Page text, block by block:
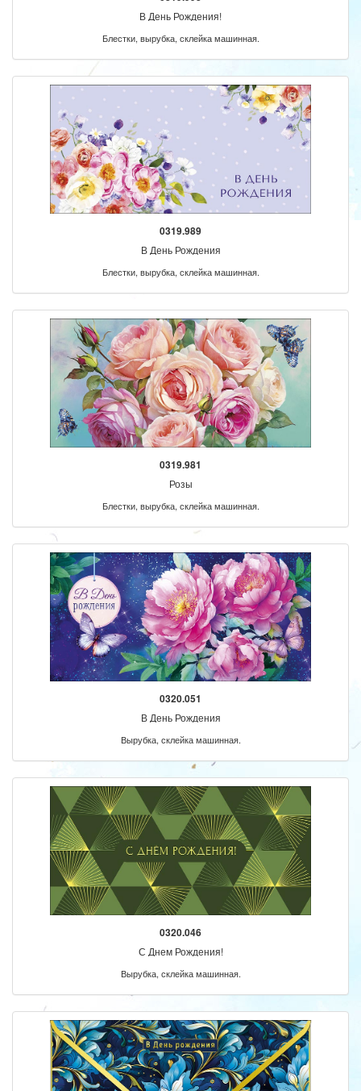
В День Рождения!
Блестки, вырубка, склейка машинная.
0319.989
В День Рождения
Блестки, вырубка, склейка машинная.
0319.981
Розы
Блестки, вырубка, склейка машинная.
0320.051
В День Рождения
Вырубка, склейка машинная.
0320.046
С Днем Рождения!
Вырубка, склейка машинная.